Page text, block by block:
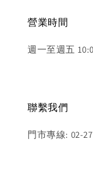
營業時間
週一至週五
聯繫我們
門市專線: 02-